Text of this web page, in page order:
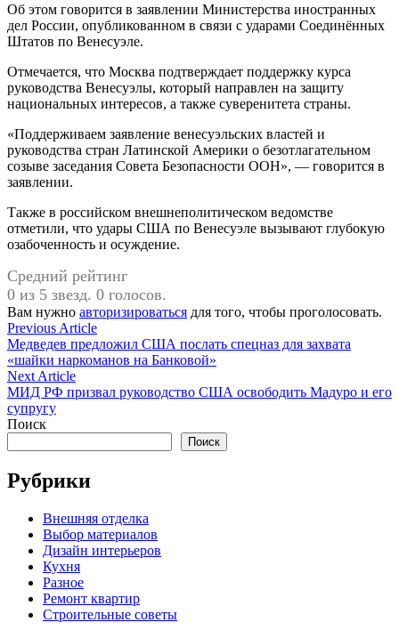
Об этом говорится в заявлении Министерства иностранных
дел России, опубликованном в связи с ударами Соединённых
Штатов по Венесуэле.
Отмечается, что Москва подтверждает поддержку курса
руководства Венесуэлы, который направлен на защиту
национальных интересов, а также суверенитета страны.
«Поддерживаем заявление венесуэльских властей и
руководства стран Латинской Америки о безотлагательном
созыве заседания Совета Безопасности ООН», — говорится в
заявлении.
Также в российском внешнеполитическом ведомстве
отметили, что удары США по Венесуэле вызывают глубокую
озабоченность и осуждение.
Средний рейтинг
0 из 5 звезд. 0 голосов.
Вам нужно авторизироваться для того, чтобы проголосовать.
Навигация
по
записям
Previous ArticlePrevious
article:
Медведев предложил США послать спецназ для захвата
«шайки наркоманов на Банковой»
Next ArticleNext
article:
МИД РФ призвал руководство США освободить Мадуро и его
супругу
Поиск
Поиск
Рубрики
Внешняя отделка
Выбор материалов
Дизайн интерьеров
Кухня
Разное
Ремонт квартир
Строительные советы